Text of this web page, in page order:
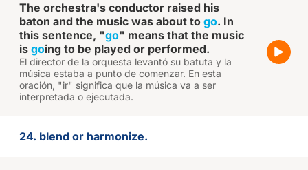
The orchestra's conductor raised his
baton and the music was about to go. In
this sentence, "go" means that the music
is going to be played or performed.
El director de la orquesta levantó su batuta y la
música estaba a punto de comenzar. En esta
oración, "ir" significa que la música va a ser
interpretada o ejecutada.
24. blend or harmonize.